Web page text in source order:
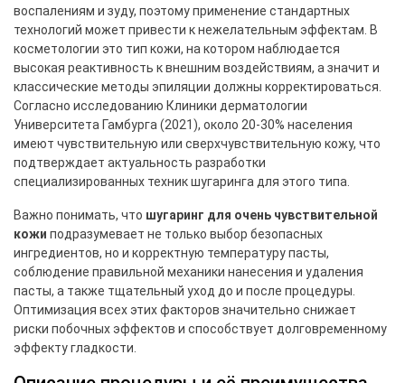
воспалениям и зуду, поэтому применение стандартных
технологий может привести к нежелательным эффектам. В
косметологии это тип кожи, на котором наблюдается
высокая реактивность к внешним воздействиям, а значит и
классические методы эпиляции должны корректироваться.
Согласно исследованию Клиники дерматологии
Университета Гамбурга (2021), около 20-30% населения
имеют чувствительную или сверхчувствительную кожу, что
подтверждает актуальность разработки
специализированных техник шугаринга для этого типа.
Важно понимать, что шугаринг для очень чувствительной
кожи подразумевает не только выбор безопасных
ингредиентов, но и корректную температуру пасты,
соблюдение правильной механики нанесения и удаления
пасты, а также тщательный уход до и после процедуры.
Оптимизация всех этих факторов значительно снижает
риски побочных эффектов и способствует долговременному
эффекту гладкости.